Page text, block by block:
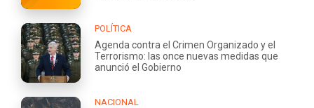
POLÍTICA
Agenda contra el Crimen Organizado y el
Terrorismo: las once nuevas medidas que
anunció el Gobierno
NACIONAL